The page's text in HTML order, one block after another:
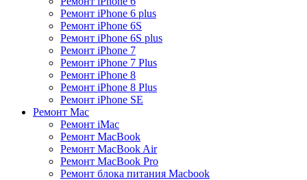
Ремонт iPhone 6 plus
Ремонт iPhone 6S
Ремонт iPhone 6S plus
Ремонт iPhone 7
Ремонт iPhone 7 Plus
Ремонт iPhone 8
Ремонт iPhone 8 Plus
Ремонт iPhone SE
Ремонт Mac
Ремонт iMac
Ремонт MacBook
Ремонт MacBook Air
Ремонт MacBook Pro
Ремонт блока питания Macbook